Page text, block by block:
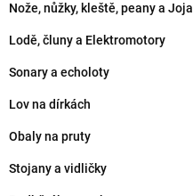
Nože, nůžky, kleště, peany a Joja
Lodě, čluny a Elektromotory
Sonary a echoloty
Lov na dírkách
Obaly na pruty
Stojany a vidličky